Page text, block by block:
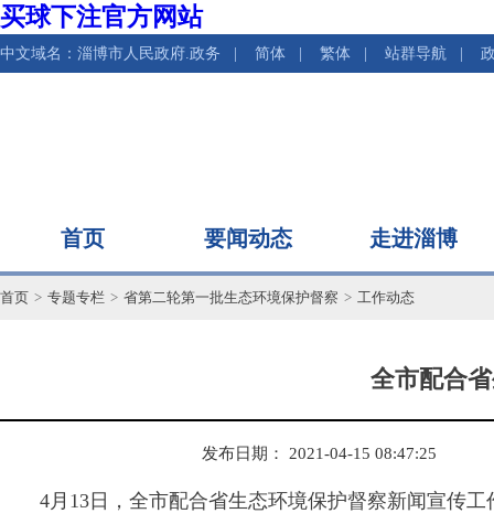
买球下注官方网站
中文域名：淄博市人民政府.政务 简体 繁体 站群导航
首页 要闻动态 走进淄博
首页 > 专题专栏 > 省第二轮第一批生态环境保护督察 > 工作动态
全市配合
发布日期： 2021-04-15 08:47:25
4月13日，全市配合省生态环境保护督察新闻宣传